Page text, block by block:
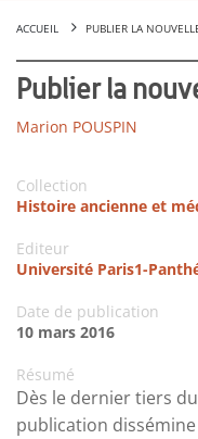
ACCUEIL PUBLIER LA
Publier la
Marion POUSPIN
Collection
Histoire ancienne et
Editeur
Université Paris1-
Date de publication
10 mars 2016
Résumé
Dès le dernier tiers
publication